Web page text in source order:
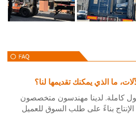
الذي يمكنك تقديمها لنا؟
كاملة. لدينا مهندسون متخصصون
بناءً على طلب السوق للعميل